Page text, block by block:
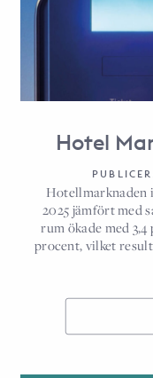
Hotel
Hotellmarknaden
2025 jämfört med
rum ökade med
procent, vilket